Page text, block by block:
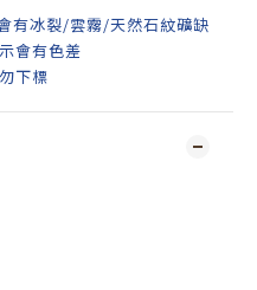
有冰裂/雲霧/天然石紋礦缺
會有色差
下標